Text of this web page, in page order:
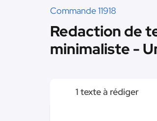
Commande 11918
Redaction de
minimaliste -
1 texte à rédiger